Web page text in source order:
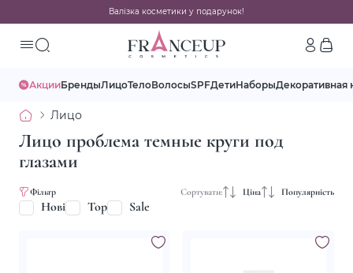
Валізка косметики у подарунок!
АкцииБрендыЛицоТелоВолосыSPFДетиНаборыДекоративная
Лицо
Лицо проблема темные круги под
глазами
Фільтр Сортувати: Ціна Популярність
Нові Top Sale